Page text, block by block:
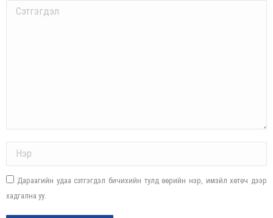
Comment
Дараагийн удаа сэтгэгдэл бичихийн тулд өөрийн нэр, имэйл хөтөч дээр
хадгална уу.